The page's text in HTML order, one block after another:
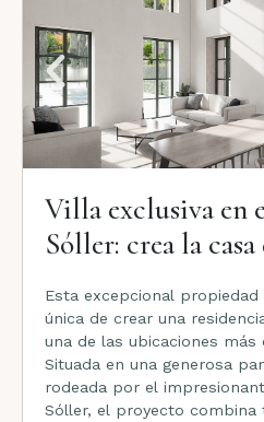
Villa exclusiva en
Sóller: crea la
Esta excepcional
única de crear una
una de las ubicaciones más
Situada en una generosa
rodeada por el
Sóller, el proyecto combina